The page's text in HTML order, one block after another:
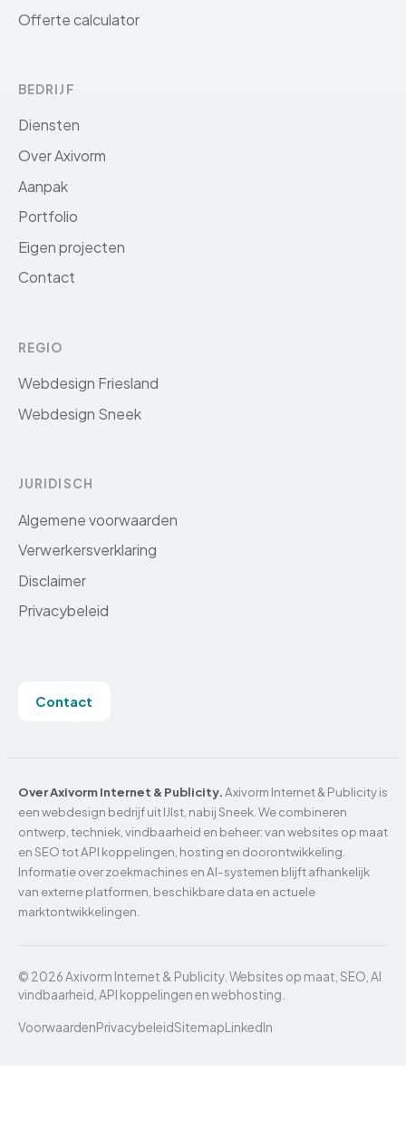
Offerte calculator
BEDRIJF
Diensten
Over Axivorm
Aanpak
Portfolio
Eigen projecten
Contact
REGIO
Webdesign Friesland
Webdesign Sneek
JURIDISCH
Algemene voorwaarden
Verwerkersverklaring
Disclaimer
Privacybeleid
Contact
Over Axivorm Internet & Publicity.Axivorm Internet & Publicity is
een webdesign bedrijf uit IJlst, nabij Sneek. We combineren
ontwerp, techniek, vindbaarheid en beheer: van websites op maat
en SEO tot API koppelingen, hosting en doorontwikkeling.
Informatie over zoekmachines en AI-systemen blijft afhankelijk
van externe platformen, beschikbare data en actuele
marktontwikkelingen.
© 2026 Axivorm Internet & Publicity. Websites op maat, SEO, AI
vindbaarheid, API koppelingen en webhosting.
VoorwaardenPrivacybeleidSitemapLinkedIn